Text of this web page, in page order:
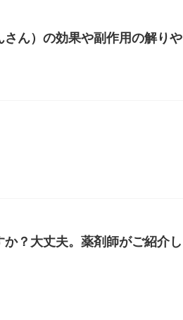
さん）の効果や副作用の解りや
？大丈夫。薬剤師がご紹介し